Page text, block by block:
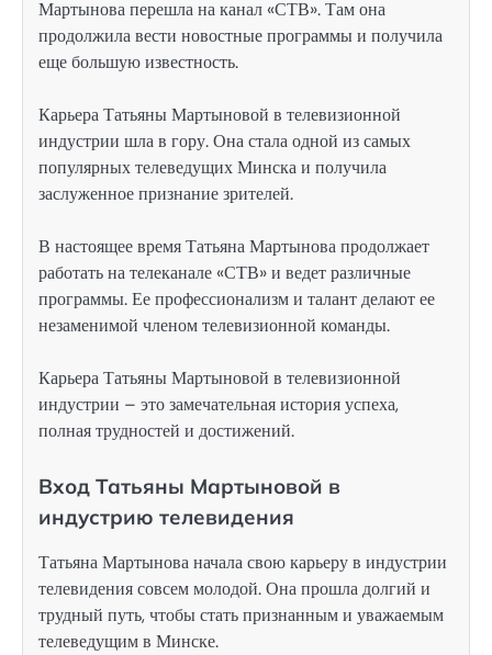
Мартынова перешла на канал «СТВ». Там она
продолжила вести новостные программы и получила
еще большую известность.
Карьера Татьяны Мартыновой в телевизионной
индустрии шла в гору. Она стала одной из самых
популярных телеведущих Минска и получила
заслуженное признание зрителей.
В настоящее время Татьяна Мартынова продолжает
работать на телеканале «СТВ» и ведет различные
программы. Ее профессионализм и талант делают ее
незаменимой членом телевизионной команды.
Карьера Татьяны Мартыновой в телевизионной
индустрии – это замечательная история успеха,
полная трудностей и достижений.
Вход Татьяны Мартыновой в
индустрию телевидения
Татьяна Мартынова начала свою карьеру в индустрии
телевидения совсем молодой. Она прошла долгий и
трудный путь, чтобы стать признанным и уважаемым
телеведущим в Минске.